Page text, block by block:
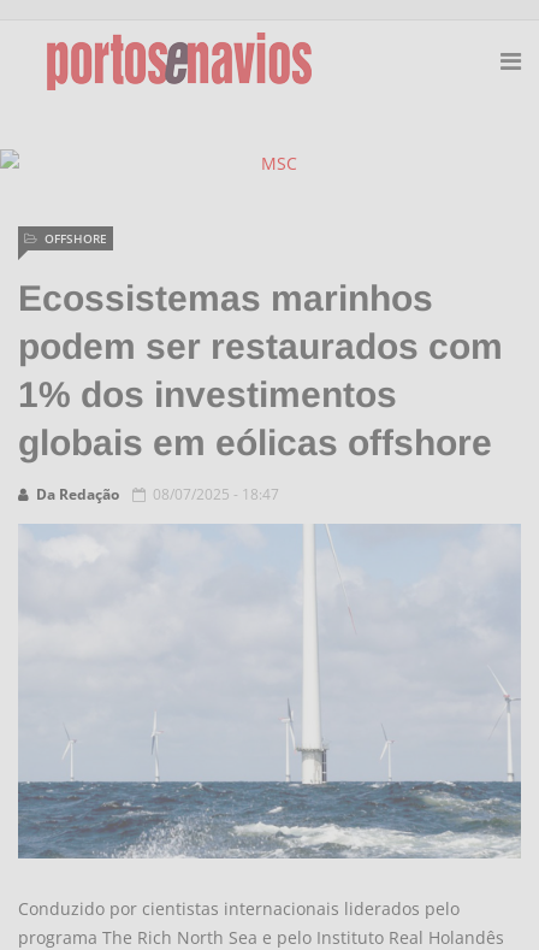
Ecossistemas marinhos
podem ser restaurados com
1% dos investimentos
globais em eólicas offshore
Da Redação
OFFSHORE
08/07/2025 - 18:47
Conduzido por cientistas internacionais liderados pelo
programa The Rich North Sea e pelo Instituto Real Holandês